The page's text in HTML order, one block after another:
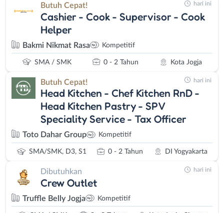
Butuh Cepat!
Cashier - Cook - Supervisor - Cook
Helper
Bakmi Nikmat Rasa Kompetitif
SMA / SMK 0 - 2 Tahun Kota Jogja
hari ini
Butuh Cepat!
Head Kitchen - Chef Kitchen RnD -
Head Kitchen Pastry - SPV
Speciality Service - Tax Officer
Toto Dahar Group Kompetitif
SMA/SMK, D3, S1 0 - 2 Tahun DI Yogyakarta
hari ini
Dibutuhkan
Crew Outlet
Truffle Belly Jogja Kompetitif
hari ini